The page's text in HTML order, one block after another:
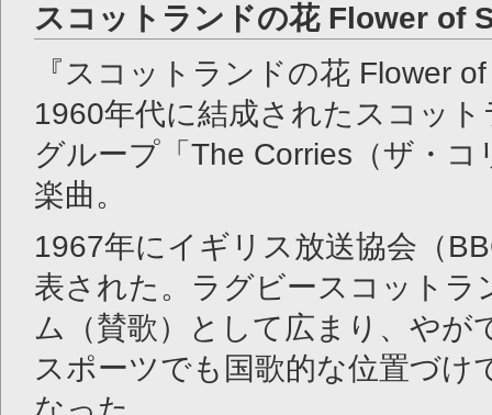
スコットランドの花 Flower of
『スコットランドの花 Flower
1960年代に結成されたスコッ
グループ「The Corries（ザ・
楽曲。
1967年にイギリス放送協会（
表された。ラグビースコットラ
ム（賛歌）として広まり、やが
スポーツでも国歌的な位置づけ